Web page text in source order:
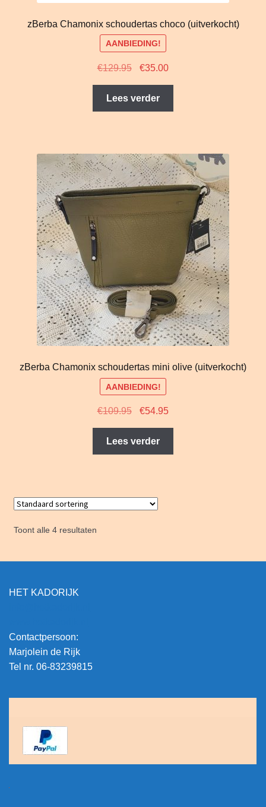
zBerba Chamonix schoudertas choco (uitverkocht)
AANBIEDING!
€129.95
Oorspronkelijke
was:
€129.95.
€35.00Huidige
€35.00.
Lees verder
zBerba Chamonix schoudertas mini olive (uitverkocht)
AANBIEDING!
€109.95
Oorspronkelijke
prijs
was:
€109.95.
€54.95Huidige
prijs
€54.95.
Lees verder
Toont alle 4 resultaten
HET KADORIJK
Contactpersoon:
Marjolein de Rijk
Tel nr. 06-83239815